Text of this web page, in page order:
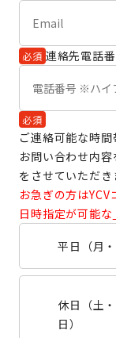
必須 連絡先電話
必須
ご連絡可能な時間
お問い合わせ内
をさせていただき
お急ぎの方はYCV
日時指定が可能な
平日（月
休日（土・
日）